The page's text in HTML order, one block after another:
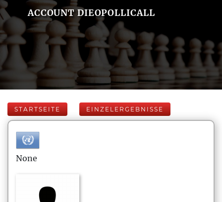
ACCOUNT DIEOPOLLICALL
STARTSEITE EINZELERGEBNISSE
None